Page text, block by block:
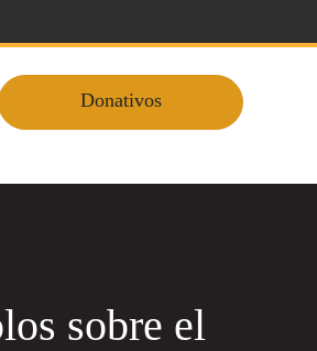
Donativos
sobre el